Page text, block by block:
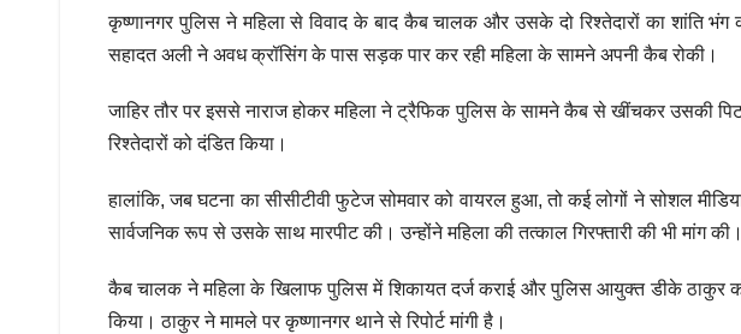
कृष्णानगर पुलिस ने महिला से विवाद के बाद कैब चालक और उसके दो रिश्तेदारों का शांति
सहादत अली ने अवध क्रॉसिंग के पास सड़क पार कर रही महिला के सामने अपनी कैब रोकी।
जाहिर तौर पर इससे नाराज होकर महिला ने ट्रैफिक पुलिस के सामने कैब से खींचकर उसकी
रिश्तेदारों को दंडित किया।
हालांकि, जब घटना का सीसीटीवी फुटेज सोमवार को वायरल हुआ, तो कई लोगों ने सोशल
सार्वजनिक रूप से उसके साथ मारपीट की। उन्होंने महिला की तत्काल गिरफ्तारी की भी मांग की।
कैब चालक ने महिला के खिलाफ पुलिस में शिकायत दर्ज कराई और पुलिस आयुक्त डीके ठाकुर
किया। ठाकुर ने मामले पर कृष्णानगर थाने से रिपोर्ट मांगी है।